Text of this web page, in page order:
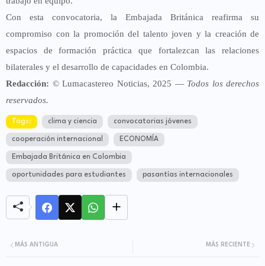
Con esta convocatoria, la Embajada Británica reafirma su
compromiso con la promoción del talento joven y la creación de
espacios de formación práctica que fortalezcan las relaciones
bilaterales y el desarrollo de capacidades en Colombia.
Redacción: © Lumacastereo Noticias, 2025 — Todos los derechos
reservados.
Tags: clima y ciencia convocatorias jóvenes
cooperación internacional ECONOMÍA
Embajada Británica en Colombia
oportunidades para estudiantes pasantías internacionales
MÁS RECIENTE
MÁS ANTIGUA